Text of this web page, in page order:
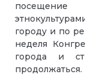
городу и по
неделя
города и
продолжаться.